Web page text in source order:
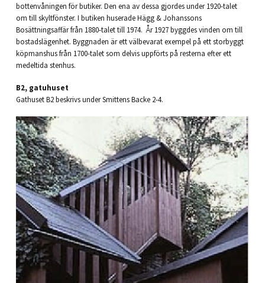
bottenvåningen för butiker. Den ena av dessa gjordes under 1920-talet
om till skyltfönster. I butiken huserade Hägg & Johanssons
Bosättningsaffär från 1880-talet till 1974. År 1927 byggdes vinden om till
bostadslägenhet. Byggnaden är ett välbevarat exempel på ett storbyggt
köpmanshus från 1700-talet som delvis uppförts på resterna efter ett
medeltida stenhus.
B2, gatuhuset
Gathuset B2 beskrivs under Smittens Backe 2-4.